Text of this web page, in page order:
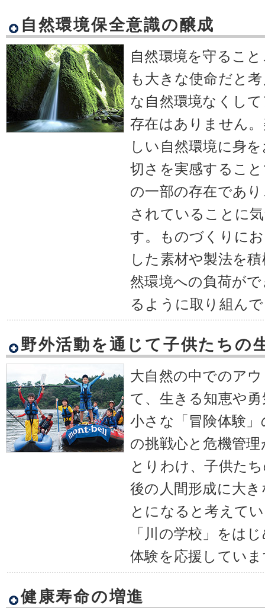
自然環境保全意識の醸成
自然環境を守るこ
も大きな使命だと
な自然環境なくし
存在はありません
しい自然環境に身
切さを実感するこ
の一部の存在であ
されていることに
す。ものづくりに
した素材や製法を
然環境への負荷が
るように取り組ん
野外活動を通じて子供たちの
大自然の中でのア
て、生きる知恵や
小さな「冒険体験
の挑戦心と危機管
とりわけ、子供た
後の人間形成に大
とになると考えて
「川の学校」をは
体験を応援してい
健康寿命の増進